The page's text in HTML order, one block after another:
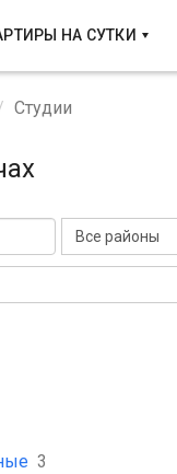
НА СУТКИ
Студии
Все районы
3